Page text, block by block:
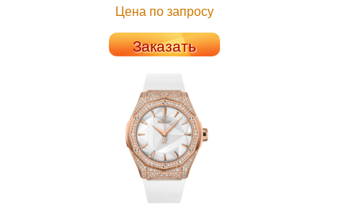
Цена по запросу
Заказать